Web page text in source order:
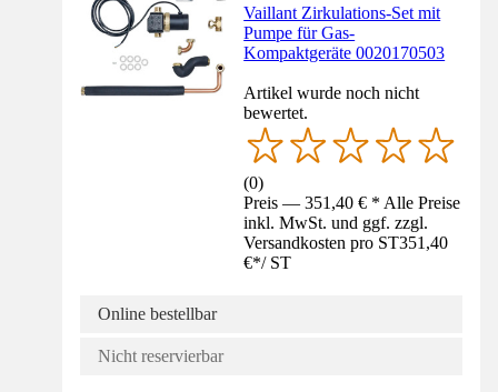
Vaillant Zirkulations-Set mit
Pumpe für Gas-
Kompaktgeräte 0020170503
Artikel wurde noch nicht
bewertet.
(0)
Preis — 351,40 € * Alle Preise
inkl. MwSt. und ggf. zzgl.
Versandkosten pro ST351,40
€*/ ST
Online bestellbar
Nicht reservierbar